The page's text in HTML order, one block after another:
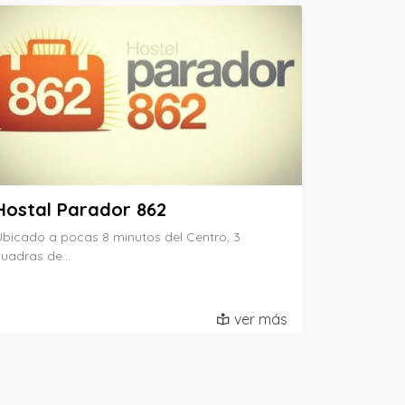
Parador 862
a pocas 8 minutos del Centro, 3
de…
ver más